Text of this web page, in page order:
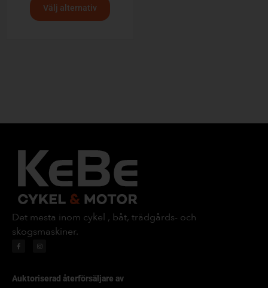
Välj alternativ
Det mesta inom cykel , båt, trädgårds- och
skogsmaskiner.
Auktoriserad återförsäljare av